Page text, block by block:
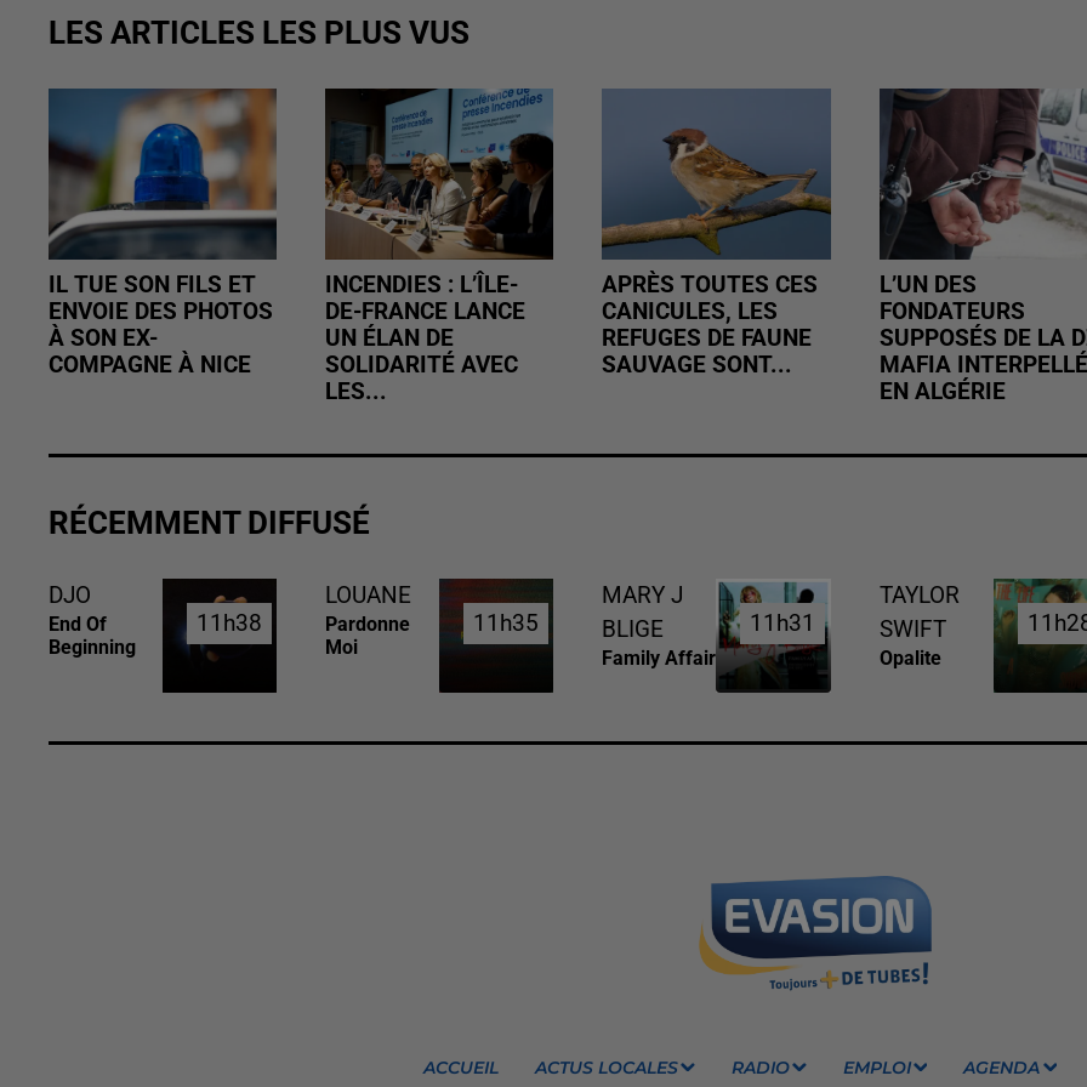
LES ARTICLES LES PLUS VUS
IL TUE SON FILS ET
ENVOIE DES PHOTOS
À SON EX-
COMPAGNE À NICE
INCENDIES : L’ÎLE-
DE-FRANCE LANCE
UN ÉLAN DE
SOLIDARITÉ AVEC
LES...
APRÈS TOUTES CES
CANICULES, LES
REFUGES DE FAUNE
SAUVAGE SONT...
L’UN DES
FONDATEURS
SUPPOSÉS DE LA
MAFIA INTERPELLÉ
EN ALGÉRIE
RÉCEMMENT DIFFUSÉ
DJO
End Of
Beginning
11h38
11h38
LOUANE
Pardonne
Moi
11h35
11h35
MARY J
BLIGE
Family Affair
11h31
11h31
TAYLOR
SWIFT
Opalite
ACCUEIL ACTUS LOCALES RADIO EMPLOI AGENDA